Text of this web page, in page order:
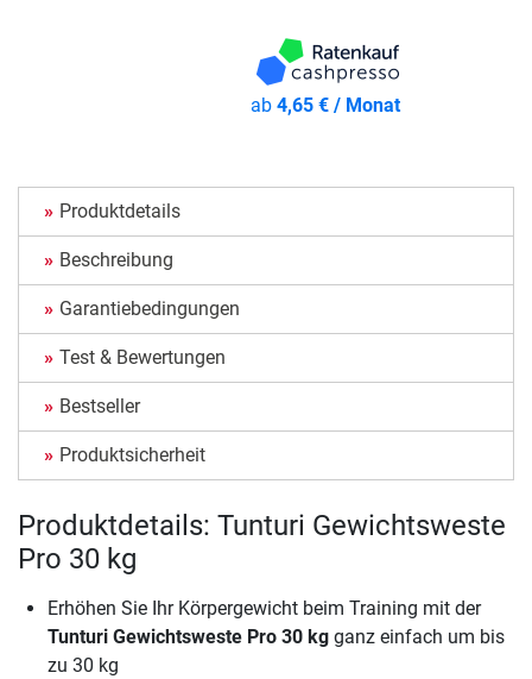
ab4,65 € / Monat
Produktdetails
Beschreibung
Garantiebedingungen
Test & Bewertungen
Bestseller
Produktsicherheit
Produktdetails: Tunturi Gewichtsweste
Pro 30 kg
Erhöhen Sie Ihr Körpergewicht beim Training mit der
Tunturi Gewichtsweste Pro 30 kg ganz einfach um bis
zu 30 kg